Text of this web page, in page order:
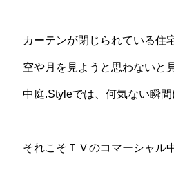
カーテンが閉じられている住
空や月を見ようと思わないと
中庭.Styleでは、何気ない瞬
それこそＴＶのコマーシャル